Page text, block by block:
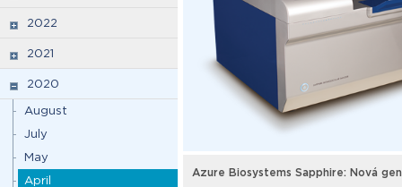
2022
2021
2020
August
July
May
April
Azure Biosystems Sapphire: Nová